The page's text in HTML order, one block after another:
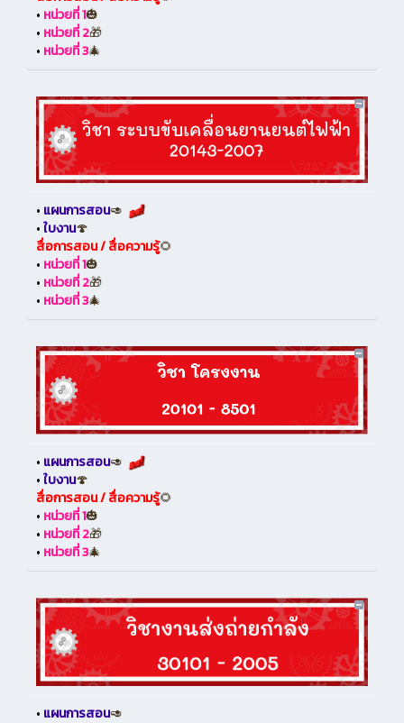
• หน่วยที่ 1🎃
• หน่วยที่ 2🎁
• หน่วยที่ 3🎄
• แผนการสอน🥑
•ใบงาน🍄
สื่อการสอน / สื่อความรู้🌻
• หน่วยที่ 1🎃
• หน่วยที่ 2🎁
• หน่วยที่ 3🎄
• แผนการสอน🥑
•ใบงาน🍄
สื่อการสอน / สื่อความรู้🌻
• หน่วยที่ 1🎃
• หน่วยที่ 2🎁
• หน่วยที่ 3🎄
• แผนการสอน🥑